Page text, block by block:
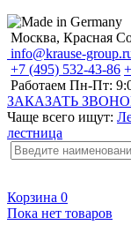
Москва, Красная
info@krause-
+7 (495) 532-43-86
Работаем Пн-Пт:
ЗАКАЗАТЬ
Чаще всего ищут:
лестница
Корзина 0
Пока нет товаров